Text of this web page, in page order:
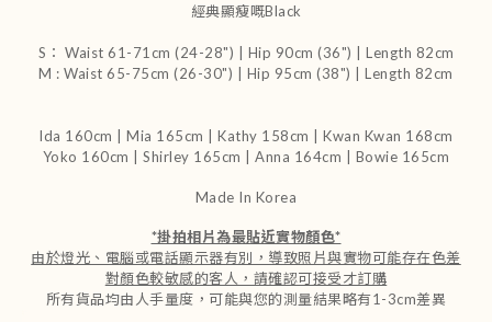
經典顯瘦嘅Black
S： Waist 61-71cm (24-28") | Hip 90cm (36") | Length 82cm
M : Waist 65-75cm (26-30") | Hip 95cm (38") | Length 82cm
Ida 160cm | Mia 165cm | Kathy 158cm |Kwan Kwan 168cm
Yoko 160cm | Shirley 165cm
| Anna 164cm | Bowie 165cm
Made In Korea
*掛拍相片為最貼近實物顏色*
由於燈光、電腦或電話顯示器有別，導致照片與實物可能存在色差
對顏色較敏感的客人，請確認可接受才訂購
所有貨品均由人手量度，可能與您的測量結果略有1-3cm差異